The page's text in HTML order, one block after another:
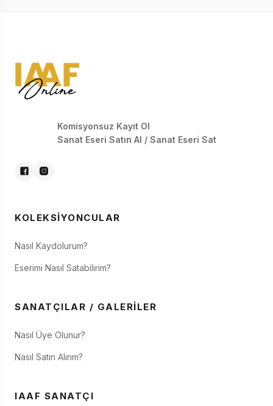
Komisyonsuz Kayıt Ol
Sanat Eseri Satın Al / Sanat Eseri Sat
KOLEKSIYONCULAR
Nasıl Kaydolurum?
Eserimi Nasıl Satabilirim?
SANATÇILAR / GALERILER
Nasıl Üye Olunur?
Nasıl Satın Alırım?
IAAF SANATÇI